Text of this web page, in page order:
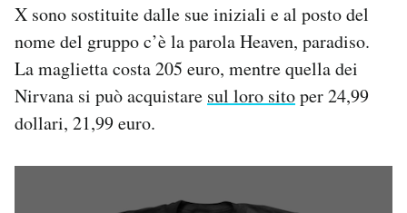
Notifiche mobile
Regala il Post
Hai bisogno di aiuto?
Esci
X sono sostituite dalle sue iniziali e al posto del
nome del gruppo c’è la parola Heaven, paradiso.
La maglietta costa 205 euro, mentre quella dei
Nirvana si può acquistare sul loro sitoper 24,99
dollari, 21,99 euro.